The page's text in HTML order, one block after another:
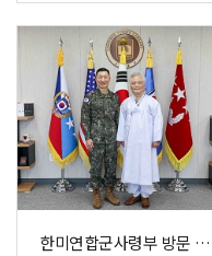
한미연합군사령부 방문 교류 협력 강화